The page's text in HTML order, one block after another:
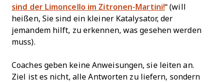
sind der Limoncello im Zitronen-Martini!“ (will
heißen, Sie sind ein kleiner Katalysator, der
jemandem hilft, zu erkennen, was gesehen werden
muss).
Coaches geben keine Anweisungen, sie leiten an.
Ziel ist es nicht, alle Antworten zu liefern, sondern